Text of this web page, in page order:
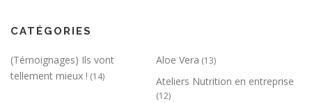
CATÉGORIES
(Témoignages) Ils vont
tellement mieux ! (14)
Aloe Vera (13)
Ateliers Nutrition en entreprise
(12)